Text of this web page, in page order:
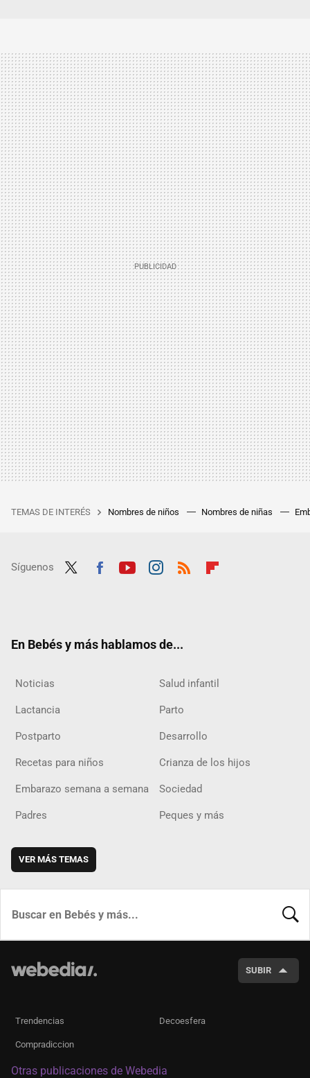
TEMAS DE INTERÉS Nombres de niños Nombres de niñas
Síguenos
En Bebés y más hablamos de...
Noticias Salud infantil
Lactancia Parto
Postparto Desarrollo
Recetas para niños Crianza de los hijos
Embarazo semana a semana Sociedad
Padres Peques y más
VER MÁS TEMAS
SUBIR
Trendencias Decoesfera
Compradiccion
Otras publicaciones de Webedia